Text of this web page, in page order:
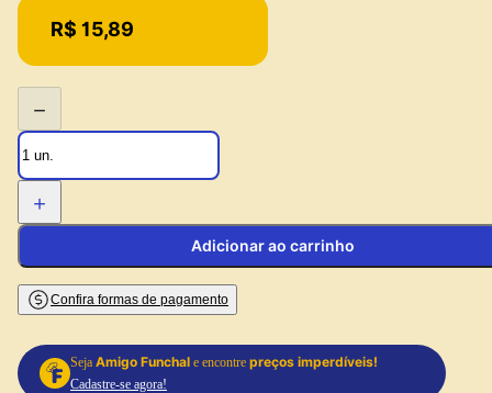
Price:
R$ 15,89
−
+
Adicionar ao carrinho
Confira formas de pagamento
Seja Amigo Funchal e encontre preços imperdíveis!
Cadastre-se agora!